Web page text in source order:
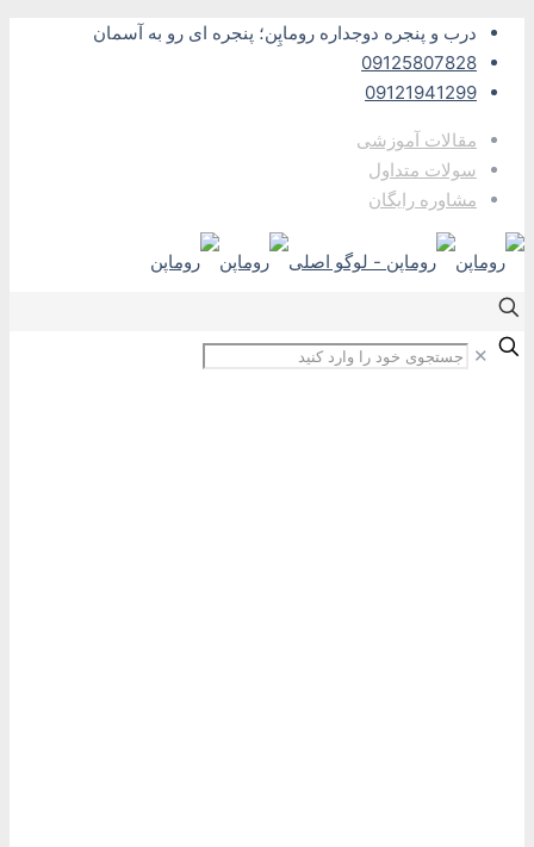
درب و پنجره دوجداره روماپِن؛ پنجره ای رو به آسمان
09125807828
09121941299
مقالات آموزشی
سولات متداول
مشاوره رایگان
✕